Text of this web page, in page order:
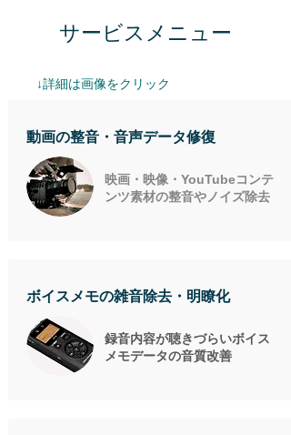
サービスメニュー
​↓詳細は画像をクリック
動画の整音・音声データ修復
映画・映像・YouTubeコンテ
ンツ素材の整音やノイズ除去
ボイスメモの雑音除去・明瞭化
​録音内容が聴きづらいボイス
メモデータの音質改善